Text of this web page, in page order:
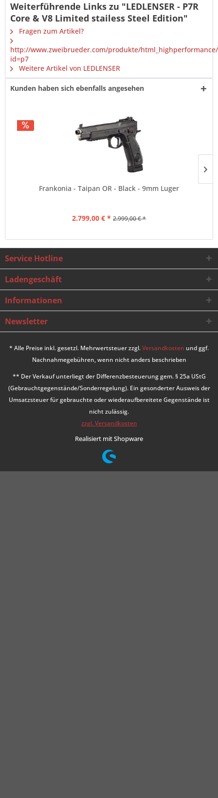
Weiterführende Links zu "LEDLENSER - P7R
Core & V8 Limited stailess Steel Edition"
Fragen zum Artikel?
http://www.zweibrueder.com/produkte/
id=p7
Weitere Artikel von LEDLENSER
Kunden haben sich ebenfalls angesehen
Frankonia - Taipan OR - Black - 9mm Luger
2.799,00 € * 2.999,00 € *
Service Hotline
Ladengeschäft
Informationen
Newsletter
* Alle Preise inkl. gesetzl. Mehrwertsteuer zzgl.Versandkosten und ggf.
Nachnahmegebühren, wenn nicht anders beschrieben
** Der Verkauf unterliegt der Differenzbesteuerung gem. § 25a UStG
(Gebrauchtgegenstände/Sonderregelung). Ein gesonderter Ausweis der
Umsatzsteuer für gebrauchte oder wiederaufbereitete Gegenstände ist
nicht zulässig.
zzgl. Versandkosten
Realisiert mit Shopware